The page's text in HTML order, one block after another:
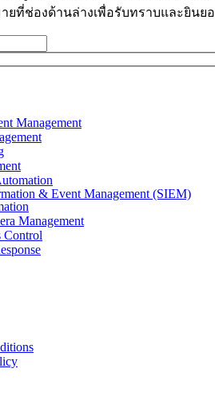
ยที่ช่องด้านล่างเพื่อรับทราบและยิน
Management
& Event Management (SIEM)
Management
Control